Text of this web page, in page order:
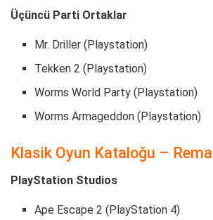
Üçüncü Parti Ortaklar
Mr. Driller (Playstation)
Tekken 2 (Playstation)
Worms World Party (Playstation)
Worms Armageddon (Playstation)
Klasik Oyun Kataloğu –
PlayStation Studios
Ape Escape 2 (PlayStation 4)